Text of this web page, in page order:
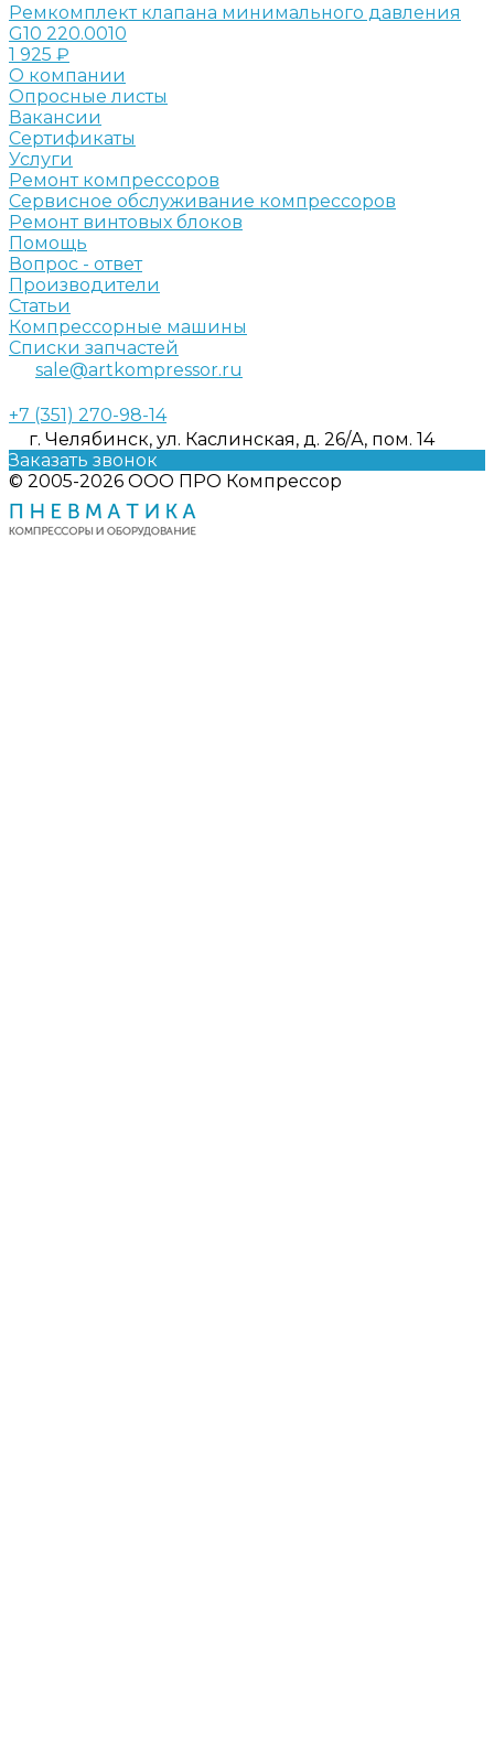
Ремкомплект клапана минимального давления
G10 220.0010
1 925 ₽
О компании
Опросные листы
Вакансии
Сертификаты
Услуги
Ремонт компрессоров
Сервисное обслуживание компрессоров
Ремонт винтовых блоков
Помощь
Вопрос - ответ
Производители
Статьи
Компрессорные машины
Списки запчастей
sale@artkompressor.ru
+7 (351) 270-98-14
г. Челябинск, ул. Каслинская, д. 26/А, пом. 14
Заказать звонок
© 2005-2026 ООО ПРО Компрессор